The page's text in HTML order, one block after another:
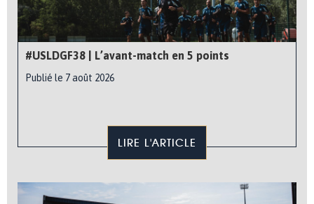
#USLDGF38 | L’avant-match en 5 points
Publié le 7 août 2026
LIRE L'ARTICLE